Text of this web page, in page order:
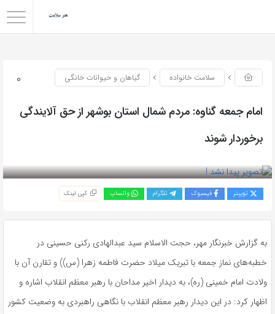
0 سلامت خانواده گیاهان و حیوانات خانگی
امام جمعه گناوه: مردم شمال استان بوشهر از حق آلایندگی
برخوردار شوند
توییتر فیسبوک تلگرام واتساپ کپی لینک
به گزارش خبرنگار مهر، حجت الاسلام سید عبدالهادی رکنی حسینی در
خطبه‌های نماز جمعه با تبریک میلاد حضرت فاطمه زهرا (س)) و تقارن آن با
ولادت امام خمینی (ره)، به دیدار اخیر مداحان با رهبر معظم انقلاب اشاره و
اظهار کرد: در این دیدار رهبر معظم انقلاب با نگاهی راهبردی به وضعیت کشور